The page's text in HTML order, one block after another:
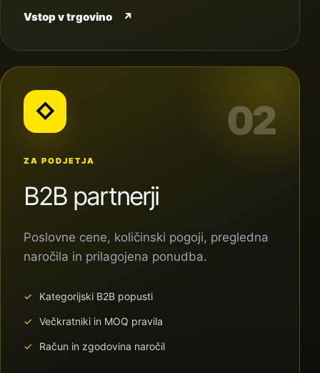
Vstop v trgovino ↗
02
◇
ZA PODJETJA
B2B partnerji
Poslovne cene, količinski pogoji, pregledna
naročila in prilagojena ponudba.
Kategorijski B2B popusti
Večkratniki in MOQ pravila
Račun in zgodovina naročil